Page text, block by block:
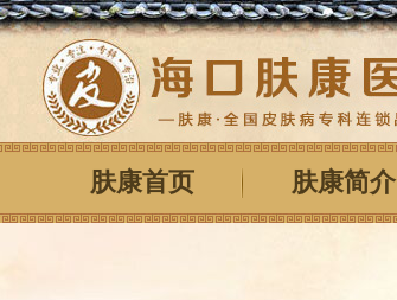
肤康首页 肤康简介